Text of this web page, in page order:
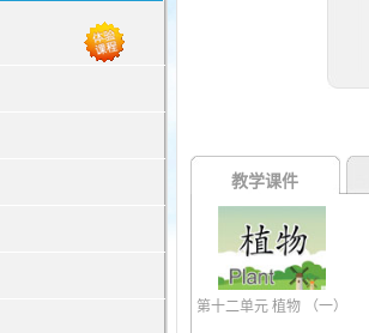
教学课件
第十二单元 植物 （一）